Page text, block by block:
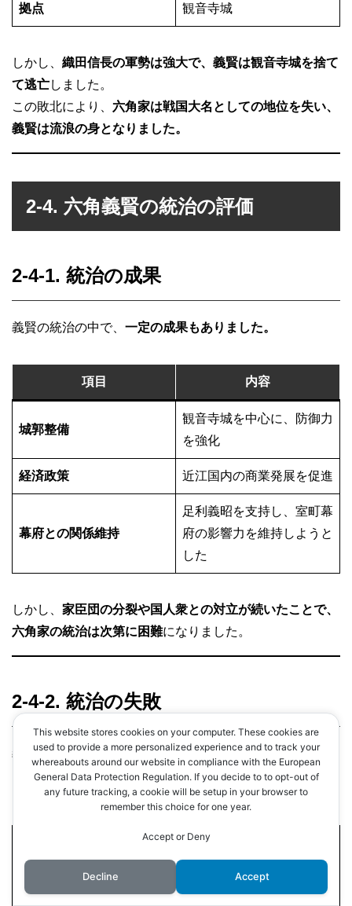
拠点 観音寺城
しかし、 織田信長の軍勢は強大で、義賢は観音寺城を捨て
て逃亡しました。
この敗北により、 六角家は戦国大名としての地位を失い、
義賢は流浪の身となりました。
2-4. 六角義賢の統治の評価
2-4-1. 統治の成果
義賢の統治の中で、 一定の成果もありました。
項目 内容
城郭整備
観音寺城を中心に、防御力
を強化
経済政策 近江国内の商業発展を促進
幕府との関係維持
足利義昭を支持し、室町幕
府の影響力を維持しようと
した
しかし、 家臣団の分裂や国人衆との対立が続いたことで、
六角家の統治は次第に困難になりました。
2-4-2. 統治の失敗
義賢の統治の失敗要因として、以下の点が挙げられます。
失敗要因 内容
「観音寺騒動」により、家
This website stores cookies on your computer. These cookies are
used to provide a more personalized experience and to track your
whereabouts around our website in compliance with the European
General Data Protection Regulation. If you decide to to opt-out of
any future tracking, a cookie will be setup in your browser to
remember this choice for one year.
Accept or Deny
Decline Accept